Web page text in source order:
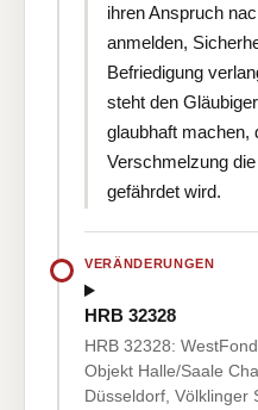
ihren Anspruch
anmelden,
Befriedigung
steht den
glaubhaft machen,
Verschmelzung
gefährdet wird.
VERÄNDERUNGEN
HRB 32328
HRB 32328:
Objekt Halle/Saale
Düsseldorf, Völklinger